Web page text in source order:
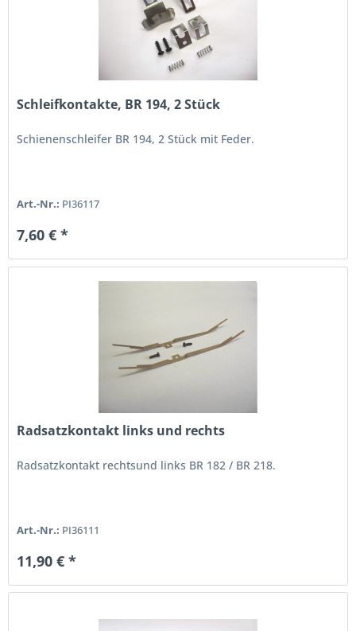
Schleifkontakte, BR 194, 2 Stück
Schienenschleifer BR 194, 2 Stück mit Feder.
Art.-Nr.: PI36117
7,60 € *
Radsatzkontakt links und rechts
Radsatzkontakt rechtsund links BR 182 / BR 218.
Art.-Nr.: PI36111
11,90 € *